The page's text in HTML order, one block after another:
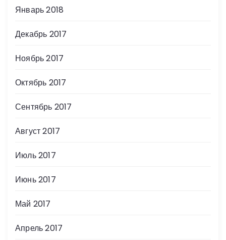
Январь 2018
Декабрь 2017
Ноябрь 2017
Октябрь 2017
Сентябрь 2017
Август 2017
Июль 2017
Июнь 2017
Май 2017
Апрель 2017